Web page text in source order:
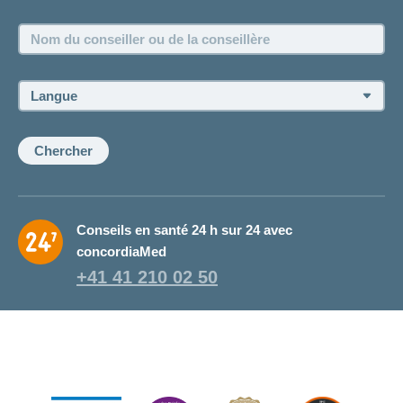
Postes vacants
Nom
du
ou
de
conseillère:
Langue:
Chercher
Conseils en santé 24 h sur 24 avec
concordiaMed
+41 41 210 02 50